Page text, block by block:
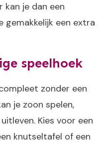
kan je dan een
gemakkelijk een extra
speelhoek
zonder een
je zoon spelen,
Kies voor een
knutseltafel of een